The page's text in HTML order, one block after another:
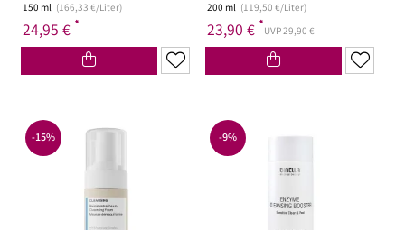
150 ml (166,33 €/Liter)
24,95 € *
200 ml (119,50 €/Liter)
23,90 € *UVP 29,90 €
-15% -9%